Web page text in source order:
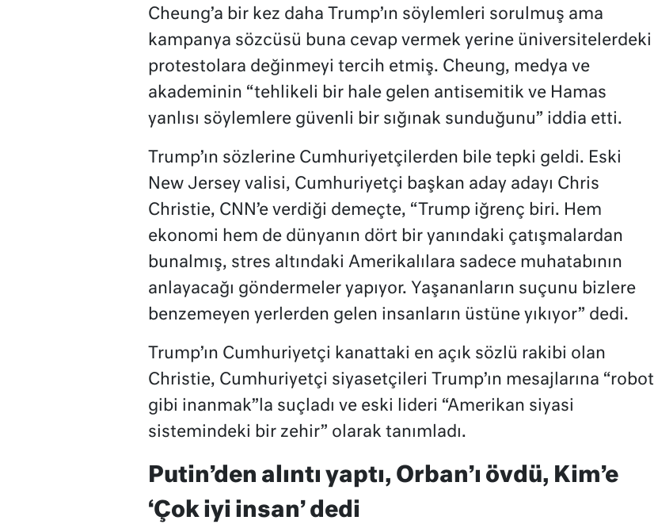
Cheung’a bir kez daha Trump’ın söylemleri sorulmuş ama
kampanya sözcüsü buna cevap vermek yerine üniversitelerdeki
protestolara değinmeyi tercih etmiş. Cheung, medya ve
akademinin “tehlikeli bir hale gelen antisemitik ve Hamas
yanlısı söylemlere güvenli bir sığınak sunduğunu” iddia etti.
Trump’ın sözlerine Cumhuriyetçilerden bile tepki geldi. Eski
New Jersey valisi, Cumhuriyetçi başkan aday adayı Chris
Christie, CNN’e verdiği demeçte, “Trump iğrenç biri. Hem
ekonomi hem de dünyanın dört bir yanındaki çatışmalardan
bunalmış, stres altındaki Amerikalılara sadece muhatabının
anlayacağı göndermeler yapıyor. Yaşananların suçunu bizlere
benzemeyen yerlerden gelen insanların üstüne yıkıyor” dedi.
Trump’ın Cumhuriyetçi kanattaki en açık sözlü rakibi olan
Christie, Cumhuriyetçi siyasetçileri Trump’ın mesajlarına “robot
gibi inanmak”la suçladı ve eski lideri “Amerikan siyasi
sistemindeki bir zehir” olarak tanımladı.
Putin’den alıntı yaptı, Orban’ı övdü, Kim’e
‘Çok iyi insan’ dedi